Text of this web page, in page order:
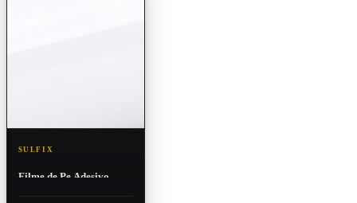
SULFIX
Filme de Pe Adesivo